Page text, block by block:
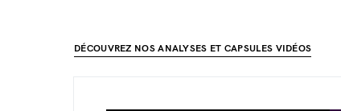
DÉCOUVREZ NOS ANALYSES ET CAPSULES VIDÉOS